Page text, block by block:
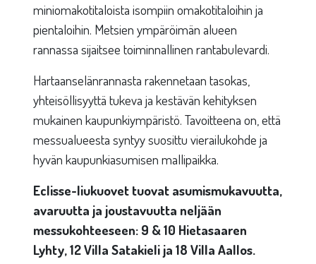
miniomakotitaloista isompiin omakotitaloihin ja
pientaloihin. Metsien ympäröimän alueen
rannassa sijaitsee toiminnallinen rantabulevardi.
Hartaanselänrannasta rakennetaan tasokas,
yhteisöllisyyttä tukeva ja kestävän kehityksen
mukainen kaupunkiympäristö. Tavoitteena on, että
messualueesta syntyy suosittu vierailukohde ja
hyvän kaupunkiasumisen mallipaikka.
Eclisse-liukuovet tuovat asumismukavuutta,
avaruutta ja joustavuutta neljään
messukohteeseen: 9 & 10 Hietasaaren
Lyhty, 12 Villa Satakieli ja 18 Villa Aallos.